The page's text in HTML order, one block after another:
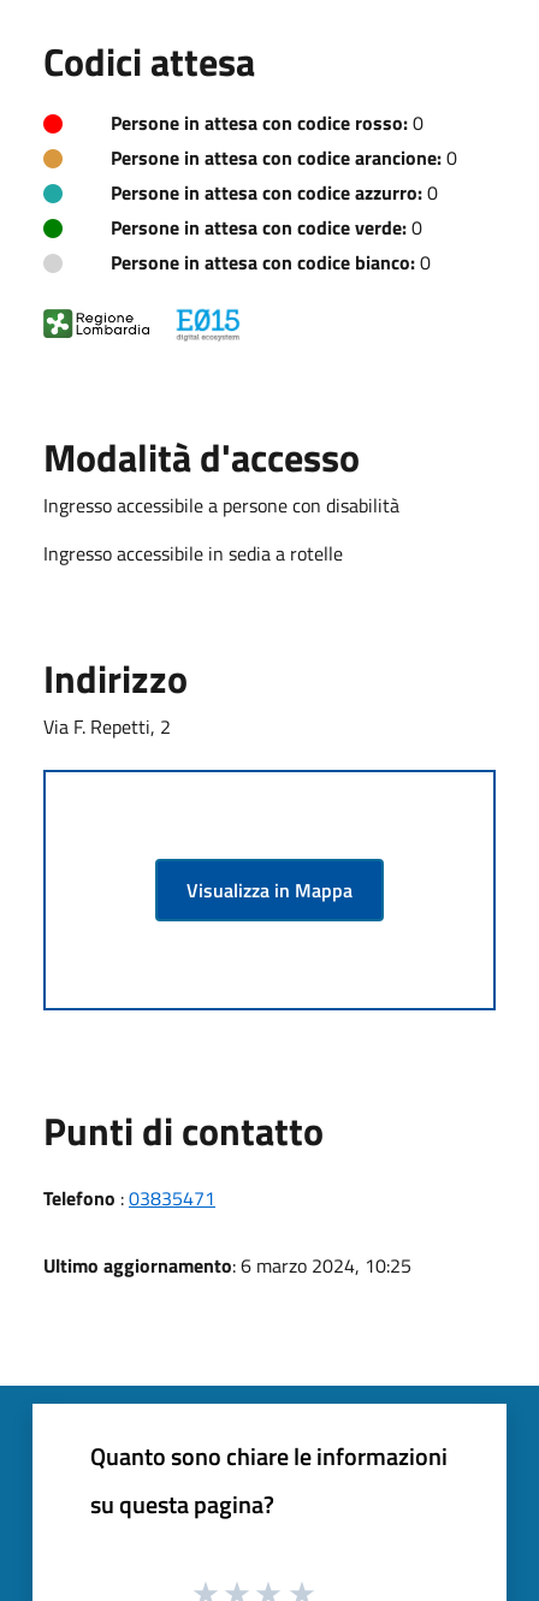
Codici attesa
Persone in attesa con codice rosso:0
Persone in attesa con codice arancione:0
Persone in attesa con codice azzurro:0
Persone in attesa con codice verde:0
Persone in attesa con codice bianco:0
Modalità d'accesso
Ingresso accessibile a persone con disabilità
Ingresso accessibile in sedia a rotelle
Indirizzo
Via F. Repetti, 2
Visualizza in Mappa
Punti di contatto
Telefono :03835471
Ultimo aggiornamento: 6 marzo 2024, 10:25
Quanto sono chiare le informazioni
su questa pagina?